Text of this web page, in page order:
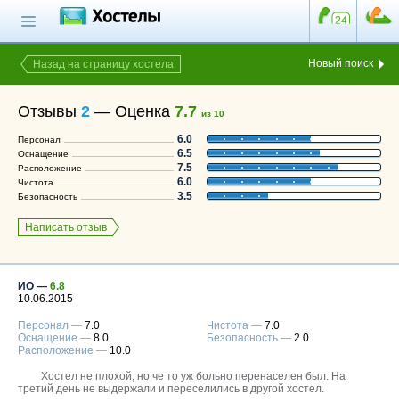
Назад на страницу хостела Новый поиск
Отзывы 2 — Оценка 7.7 из 10
Персонал 6.0
Оснащение 6.5
Расположение 7.5
Чистота 6.0
Безопасность 3.5
Написать отзыв
ИО — 6.8
10.06.2015
Персонал — 7.0
Оснащение — 8.0
Расположение — 10.0
Чистота — 7.0
Безопасность — 2.0
Хостел не плохой, но че то уж больно перенаселен был. На
третий день не выдержали и переселились в другой хостел.
Поиск хостела
хостелах
Каталог хостелов
Контакты
в социальных сетях
8 (800) 222-58-32